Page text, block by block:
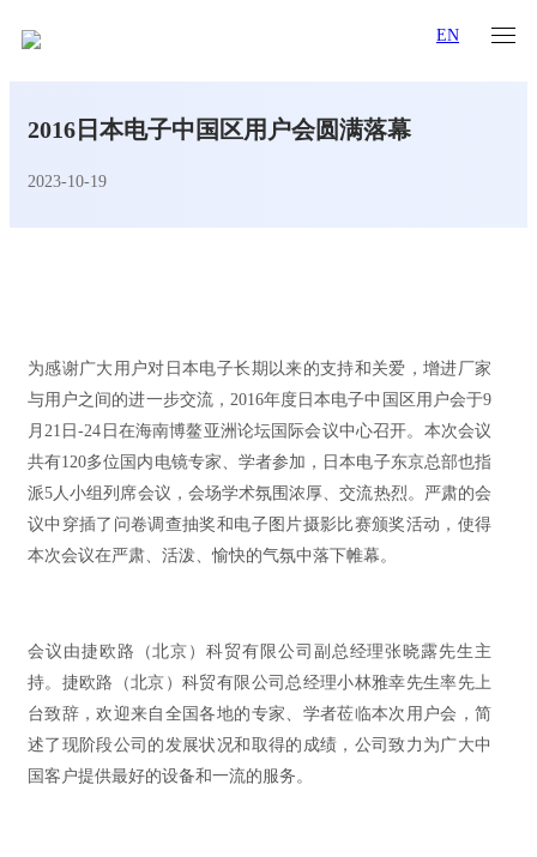
EN
2016日本电子中国区用户会圆满落幕
2023-10-19
为感谢广大用户对日本电子长期以来的支持和关爱，增进厂家
与用户之间的进一步交流，2016年度日本电子中国区用户会于9
月21日-24日在海南博鳌亚洲论坛国际会议中心召开。本次会议
共有120多位国内电镜专家、学者参加，日本电子东京总部也指
派5人小组列席会议，会场学术氛围浓厚、交流热烈。严肃的会
议中穿插了问卷调查抽奖和电子图片摄影比赛颁奖活动，使得
本次会议在严肃、活泼、愉快的气氛中落下帷幕。
会议由捷欧路（北京）科贸有限公司副总经理张晓露先生主
持。捷欧路（北京）科贸有限公司总经理小林雅幸先生率先上
台致辞，欢迎来自全国各地的专家、学者莅临本次用户会，简
述了现阶段公司的发展状况和取得的成绩，公司致力为广大中
国客户提供最好的设备和一流的服务。